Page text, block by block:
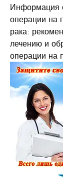
Информация
операции на
рака:
лечению и
операции на